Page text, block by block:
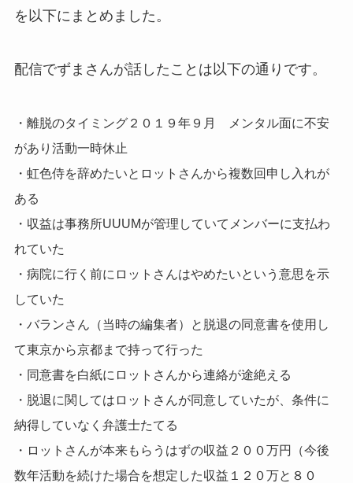
を以下にまとめました。
配信でずまさんが話したことは以下の通りです。
・離脱のタイミング２０１９年９月 メンタル面に不安
があり活動一時休止
・虹色侍を辞めたいとロットさんから複数回申し入れが
ある
・収益は事務所UUUMが管理していてメンバーに支払わ
れていた
・病院に行く前にロットさんはやめたいという意思を示
していた
・バランさん（当時の編集者）と脱退の同意書を使用し
て東京から京都まで持って行った
・同意書を白紙にロットさんから連絡が途絶える
・脱退に関してはロットさんが同意していたが、条件に
納得していなく弁護士たてる
・ロットさんが本来もらうはずの収益２００万円（今後
数年活動を続けた場合を想定した収益１２０万と８０